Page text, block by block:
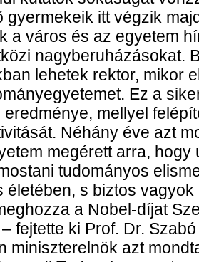
gyermekeik itt végzik
a város és az egyetem
nagyberuházásokat.
lehetek rektor, mikor
Ez a
mellyel
Néhány éve azt
megérett arra,
tudományos
életében, s biztos
a Nobel-díjat
fejtette ki Prof. Dr.
miniszterelnök azt